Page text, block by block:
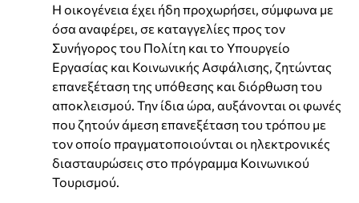
Η οικογένεια έχει ήδη προχωρήσει, σύμφωνα με
όσα αναφέρει, σε καταγγελίες προς τον
Συνήγορος του Πολίτη και το Υπουργείο
Εργασίας και Κοινωνικής Ασφάλισης, ζητώντας
επανεξέταση της υπόθεσης και διόρθωση του
αποκλεισμού. Την ίδια ώρα, αυξάνονται οι φωνές
που ζητούν άμεση επανεξέταση του τρόπου με
τον οποίο πραγματοποιούνται οι ηλεκτρονικές
διασταυρώσεις στο πρόγραμμα Κοινωνικού
Τουρισμού.